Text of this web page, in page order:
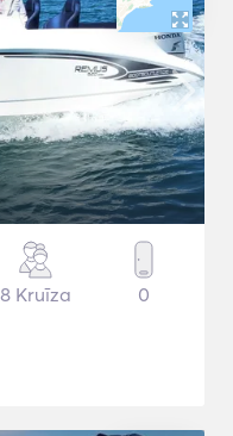
8 Kruīza 0